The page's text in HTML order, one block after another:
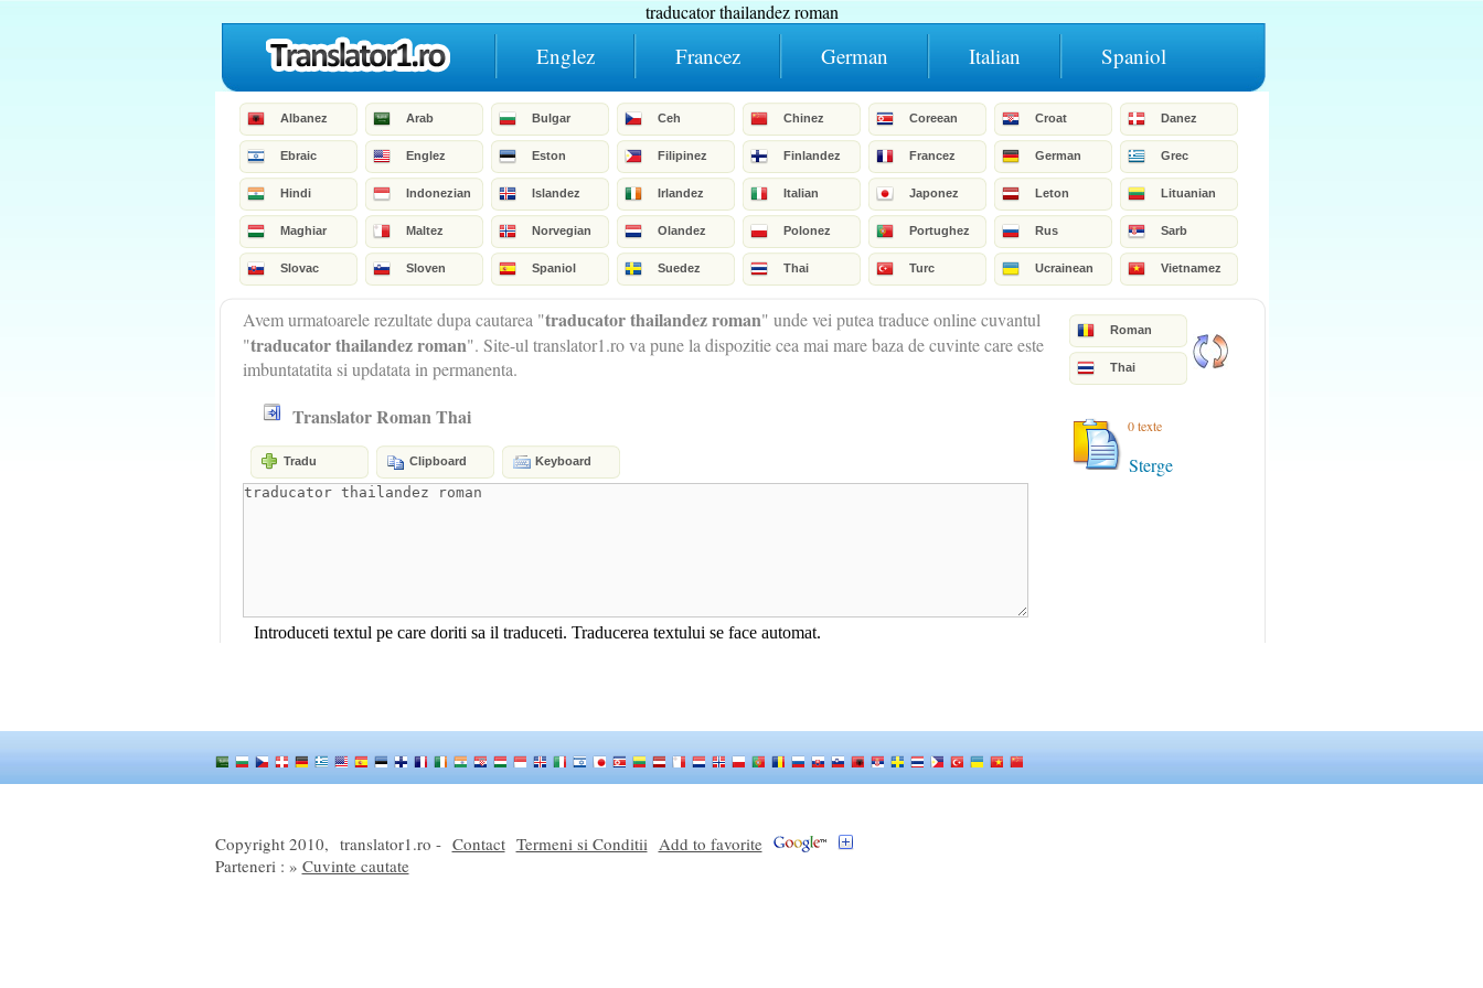
traducator thailandez roman
Englez Francez German Italian Spaniol
Albanez Arab Bulgar Ceh Chinez Coreean Croat Danez
Ebraic Englez Eston Filipinez Finlandez Francez German Grec
Hindi Indonezian Islandez Irlandez Italian Japonez Leton Lituanian
Maghiar Maltez Norvegian Olandez Polonez Portughez Rus Sarb
Slovac Sloven Spaniol Suedez Thai Turc Ucrainean Vietnamez
Avem urmatoarele rezultate dupa cautarea "traducator thailandez roman" unde vei putea traduce online cuvantul
"traducator thailandez roman". Site-ul translator1.ro va pune la dispozitie cea mai mare baza de cuvinte care este
imbuntatatita si updatata in permanenta.
Translator Roman Thai
Tradu Clipboard Keyboard
Introduceti textul pe care doriti sa il traduceti. Traducerea textului se face automat.
Roman
Thai
0 texte
Sterge
Copyright 2010, translator1.ro - Contact Termeni si Conditii Add to favorite
Parteneri : » Cuvinte cautate